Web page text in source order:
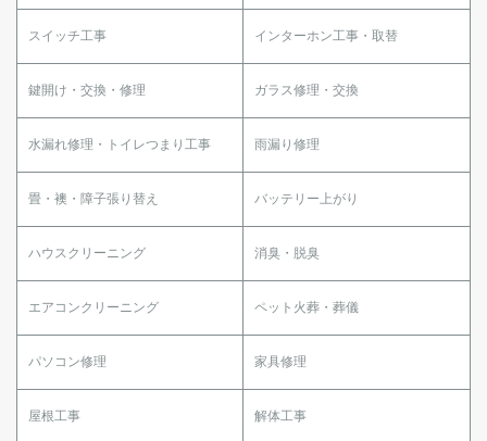
スイッチ工事 インターホン工事・取替
鍵開け・交換・修理 ガラス修理・交換
水漏れ修理・トイレつまり工事 雨漏り修理
畳・襖・障子張り替え バッテリー上がり
ハウスクリーニング 消臭・脱臭
エアコンクリーニング ペット火葬・葬儀
パソコン修理 家具修理
屋根工事 解体工事